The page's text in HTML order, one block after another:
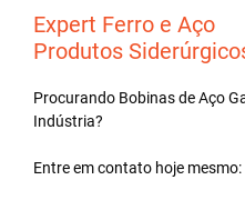
Expert Ferro e Aço
Produtos
Procurando Bobinas deAço
Indústria?
Entre em contato hoje mesmo: